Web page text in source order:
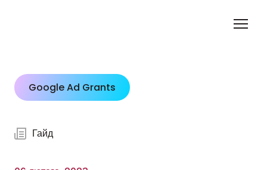
Google Ad Grants
Гайд